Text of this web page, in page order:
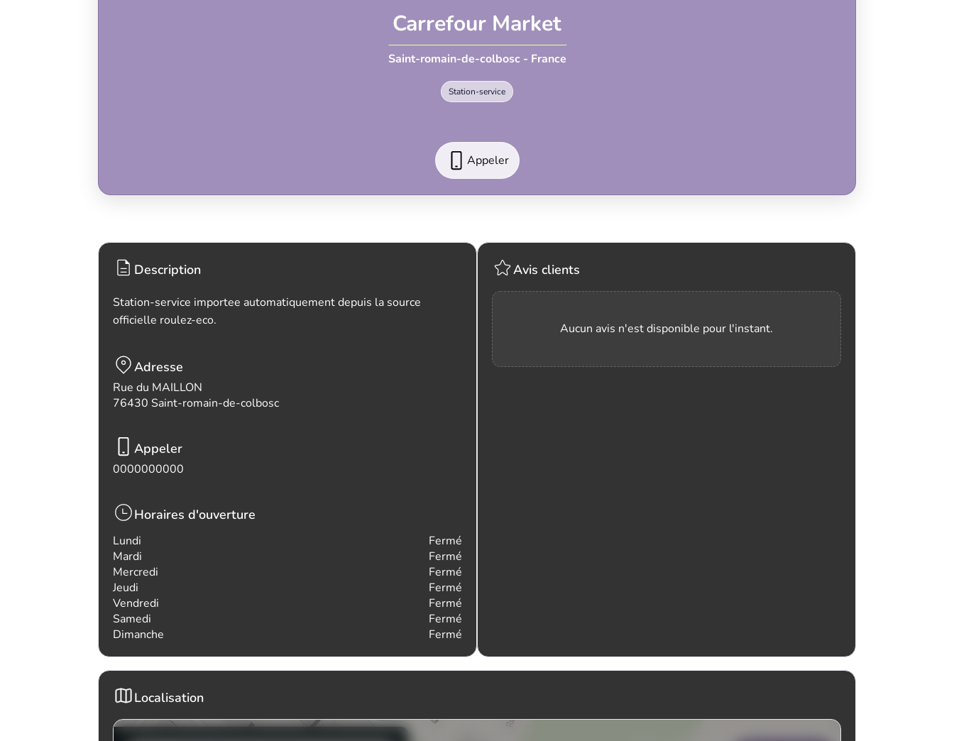
Carrefour Market
Saint-romain-de-colbosc - France
Station-service
Appeler
Description
Station-service importee automatiquement depuis la source
officielle roulez-eco.
Adresse
Rue du MAILLON
76430 Saint-romain-de-colbosc
Appeler
0000000000
Horaires d'ouverture
Lundi
Fermé
Mardi
Fermé
Mercredi
Fermé
Jeudi
Fermé
Vendredi
Fermé
Samedi
Fermé
Dimanche
Fermé
Avis clients
Aucun avis n'est disponible pour l'instant.
Localisation